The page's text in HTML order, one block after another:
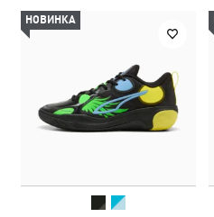
НОВИНКА